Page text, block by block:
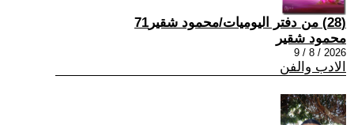
(28) من دفتر اليوميات/محمود شقير71
محمود شقير
2026 / 8 / 9
الادب والفن